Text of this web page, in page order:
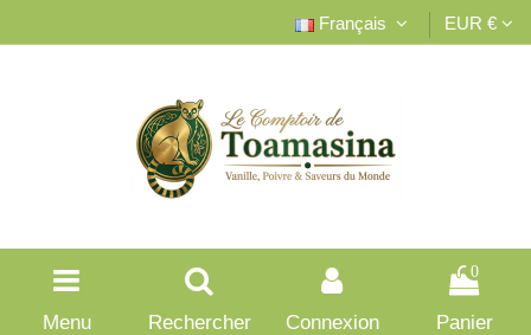
Français EUR €
Menu Rechercher Connexion
0
Panier